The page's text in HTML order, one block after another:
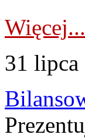
Więcej...
31 lipca